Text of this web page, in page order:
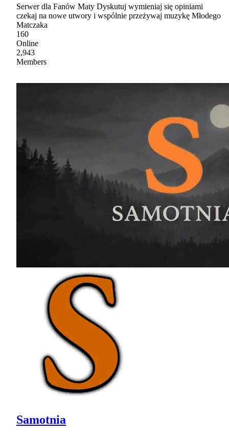
Serwer dla Fanów Maty Dyskutuj wymieniaj się opiniami
czekaj na nowe utwory i wspólnie przeżywaj muzykę Młodego
Matczaka
160
Online
2,943
Members
Samotnia